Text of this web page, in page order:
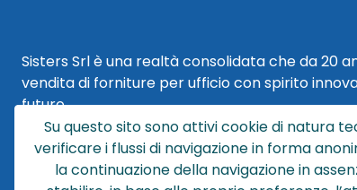
Sisters Srl è una realtà consolidata che da 20
vendita di forniture per ufficio con spirito
futuro.
Sisters Srl | Sede Legale
Via Cesare Battisti 29
40018 San Pietro in Casale (BO)
Su questo sito sono attivi cookie di natura
verificare i flussi di navigazione in forma
la continuazione della navigazione in